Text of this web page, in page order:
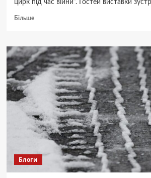
цирк під час війни”. Гостей виставки
БільшеДокладніше
Берліні
триває
фотовиставка
Український
час
війни
–
фото
Блоги